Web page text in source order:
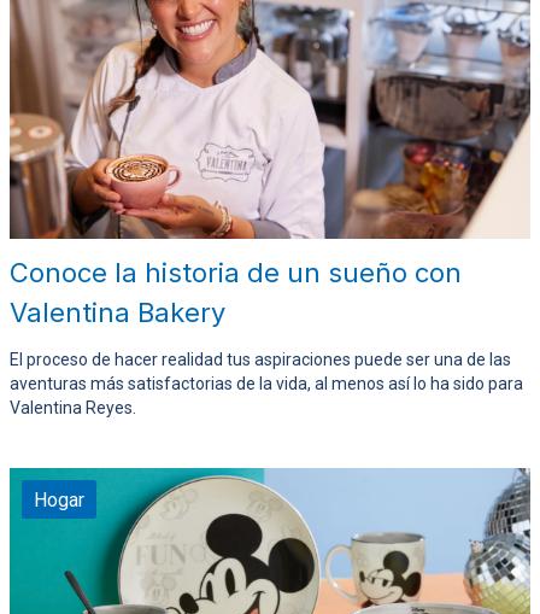
Conoce la historia de un sueño con
Valentina Bakery
El proceso de hacer realidad tus aspiraciones puede ser una de las
aventuras más satisfactorias de la vida, al menos así lo ha sido para
Valentina Reyes.
Hogar